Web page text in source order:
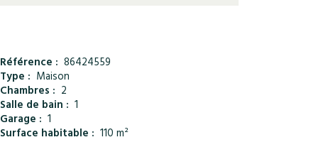
Référence : 86424559
Type : Maison
Chambres : 2
Salle de bain : 1
Garage : 1
Surface habitable : 110 m²